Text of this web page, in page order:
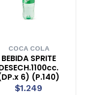
COCA COLA
BEBIDA SPRITE
6) (P.140)
$1.249